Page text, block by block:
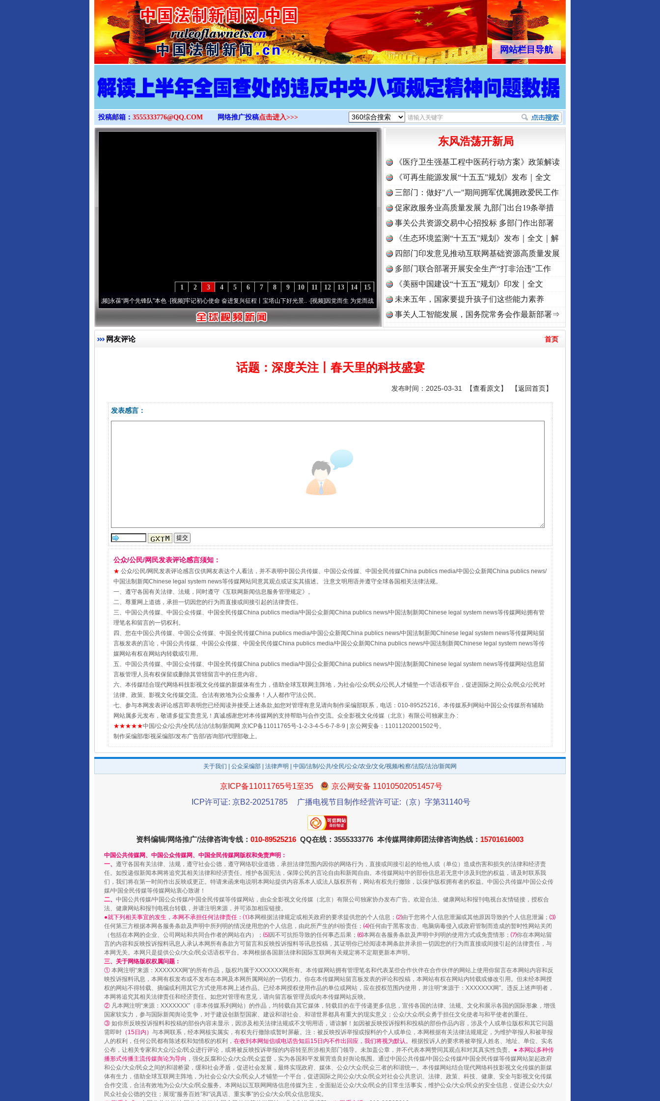
>
网站栏目导航
投稿邮箱： 3555333776@QQ.COM 网络推广投稿点击进入>>>
15
14
13
12
11
10
9
8
7
6
5
4
3
2
1
永葆“两个先锋队”本色·[视频]牢记初心使命 奋进复兴征程丨宝塔山下好光景..·[视频]因党而生 为党而战——百年“纪”事⑧加强纪律.. ·[视频]牢记初心使命 奋进复兴征程丨“转折之城”激荡..
东风浩荡开新局
《医疗卫生强基工程中医药行动方案》政策解读
《可再生能源发展“十五五”规划》发布｜全文
三部门：做好"八一"期间拥军优属拥政爱民工作
促家政服务业高质量发展 九部门出台19条举措
事关公共资源交易中心招投标 多部门作出部署
《生态环境监测“十五五”规划》发布｜全文｜解
读
四部门印发意见推动互联网基础资源高质量发展
多部门联合部署开展安全生产“打非治违”工作
《美丽中国建设“十五五”规划》印发｜全文
未来五年，国家要提升孩子们这些能力素养
事关人工智能发展，国务院常务会作最新部署⇒
网友评论 首页
话题：深度关注丨春天里的科技盛宴
发布时间：2025-03-31 【查看原文】 【返回首页】
发表感言：
公众/公民/网民发表评论感言须知：
★ 公众/公民/网民发表评论感言仅供网友表达个人看法，并不表明中国公共传媒、中国公众传媒、中国全民传媒China publics media/中国公众新闻China publics news/
中国法制新闻Chinese legal system news等传媒网站同意其观点或证实其描述。 注意文明用语并遵守全球各国相关法律法规。
一、遵守各国有关法律、法规，同时遵守《互联网新闻信息服务管理规定》。
二、尊重网上道德，承担一切因您的行为而直接或间接引起的法律责任。
三、中国公共传媒、中国公众传媒、中国全民传媒China publics media/中国公众新闻China publics news/中国法制新闻Chinese legal system news等传媒网站拥有管
理笔名和留言的一切权利。
四、您在中国公共传媒、中国公众传媒、中国全民传媒China publics media/中国公众新闻China publics news/中国法制新闻Chinese legal system news等传媒网站留
言板发表的言论，中国公共传媒、中国公众传媒、中国全民传媒China publics media/中国公众新闻China publics news/中国法制新闻Chinese legal system news等传
媒网站有权在网站内转载或引用。
五、中国公共传媒、中国公众传媒、中国全民传媒China publics media/中国公众新闻China publics news/中国法制新闻Chinese legal system news等传媒网站信息留
言板管理人员有权保留或删除其管辖留言中的任意内容。
六、本传媒结合现代网络科技影视文化传媒的新媒体有生力，借助全球互联网主阵地，为社会/公众/民众/公民人才铺垫一个话语权平台，促进国际之间公众/民众/公民对
法律、政策、影视文化传媒交流。合法有效地为公众服务！人人都作守法公民。
七、参与本网发表评论感言即表明您已经阅读并接受上述条款,如您对管理有意见请向制作采编部联系，电话：010-89525216。本传媒系列网站中国公众传媒所有辅助
网站属多元发布，敬请多提宝贵意见！真诚感谢您对本传媒网的支持帮助与合作交流。众全影视文化传媒（北京）有限公司独家主办 :
★★★★★中国/公众/公共/全民/法治/法制/新闻网 京ICP备11011765号-1-2-3-4-5-6-7-8-9 | 京公网安备：11011202001502号。
制作采编部/影视采编部/发布广告部/咨询部/代理部敬上。
关于我们 公众采编部 法律声明 | 中国/法制/公共/全民/公众/农业/文化/视频/检察/法院/法治/新闻网
京ICP备11011765号1至35
京公网安备 11010502051457号
ICP许可证: 京B2-20251785
广播电视节目制作经营许可证:（京）字第31140号
资料编辑/网络推广/法律咨询专线： 010-89525216 QQ在线：3555333776 本传媒网律师团法律咨询热线： 15701616003
中国公共传媒网、中国公众传媒网、中国全民传媒网版权和免责声明：
一、 遵守各国有关法律、法规，遵守社会公德，遵守网络职业道德，承担法律范围内因你的网络行为，直接或间接引起的给他人或（单位）造成伤害和损失的法律和经济责
任。如投递假新闻本网将追究其相关法律和经济责任。维护各国宪法，保障公民的言论自由和新闻自由。本传媒网站中的部份信息若无意中涉及到您的权益，请及时联系我
们，我们将在第一时间作出反映或更正。特请来函来电说明本网站提供内容系本人或法人版权所有，网站有权先行撤除，以保护版权拥有者的权益。中国公共传媒/中国公众传
媒/中国全民传媒等传媒网站衷心致谢！
二、 中国公共传媒/中国公众传媒/中国全民传媒等传媒网站，由众全影视文化传媒（北京）有限公司独家协办发布广告。欢迎合法、健康网站和报刊电视台友情链接，授权合
法、健康网站和报刊电视台转载，并请注明来源，并可添加相应链接。
●就下列相关事宜的发生，本网不承担任何法律责任：⑴本网根据法律规定或相关政府的要求提供您的个人信息； ⑵由于您将个人信息泄漏或其他原因导致的个人信息泄漏； ⑶
任何第三方根据本网各服务条款及声明中所列明的情况使用您的个人信息，由此所产生的纠纷责任； ⑷任何由于黑客攻击、电脑病毒侵入或政府管制而造成的暂时性网站关闭
（包括在本网的企业、公司网站和共同合作者的网站在内）； ⑸因不可抗拒导致的任何事态后果； ⑹本网在各服务条款及声明中列明的使用方式或免责情形； ⑺你在本网站留
言的内容和反映投诉报料讯息人承认本网所有条款方可留言和反映投诉报料等讯息投稿，其证明你已经阅读本网条款并承担一切因您的行为而直接或间接引起的法律责任，与
本网无关。本网只是提供公众/大众/民众话语权平台。本网根据各国新法律和国际互联网有关规定将不定期更新本声明。
三、关于网络版权权属问题：
① 本网注明“来源：XXXXXXX网”的所有作品，版权均属于XXXXXXX网所有。本传媒网站拥有管理笔名和代表某些合作伙伴在合作伙伴的网站上使用你留言在本网站内容和反
映投诉报料讯息，本网有权发布或不发布在本网及本网所属网站的一切权力。你在本传媒网站留言板发表的评论和投稿，本网站有权在网站内转载或修改引用。但未经本网授
权的网站不得转载、摘编或利用其它方式使用本网上述作品。已经本网授权使用作品的单位或网站，应在授权范围内使用，并注明“来源于：XXXXXXX网”。违反上述声明者，
本网将追究其相关法律责任和经济责任。如您对管理有意见，请向留言板管理员或向本传媒网站反映。
② 凡本网注明“来源：XXXXXXX”（非本传媒系列网站）的作品，均转载自其它媒体，转载目的在于传递更多信息，宣传各国的法律、法规、文化和展示各国的国际形象，增强
国家软实力，参与国际新闻舆论竞争，对于建设创新型国家、建设和谐社会、和谐世界都具有重大的现实意义；公众/大众/民众勇于担任文化使者与和平使者的重任。
③ 如你所反映投诉报料和投稿的部份内容未显示，因涉及相关法律法规或不文明用语，请谅解！如因被反映投诉报料和投稿的部份作品内容，涉及个人或单位版权和其它问题
需即时 （15日内） 与本网联系，经本网核实属实，有权先行撤除或暂时屏蔽。注：被反映投诉举报或报料的个人或单位，本网根据有关法律法规规定，为维护举报人和被举报
人的权利，任何公民都有陈述权和知情权的权利， 在收到本网短信或电话告知后15日内不作出回应，我们将视为默认。 根据投诉人的要求将被举报人姓名、地址、单位、实名
公布，让相关专家和大众/公众/民众进行评论，或将被反映投诉举报的内容转至所涉相关部门领导。未加盖公章，并不代表本网赞同其观点和对其真实性负责。 ● 本网以多种传
播形式传播主流传媒舆论为导向 ，强化反腐和公众/大众/民众监督，实为各国和平发展营造良好舆论氛围。通过中国公共传媒/中国公众传媒/中国全民传媒等传媒网站架起政府
和公众/大众/民众之间的和谐桥梁，缓和社会矛盾，促进社会发展，最终实现政府、媒体、公众/大众/民众三者的和谐统一。本传媒网站结合现代网络科技影视文化传媒的新媒
体有生力，借助全球互联网主阵地，为社会公众/大众/民众人才铺垫一个平台，促进国际之间公众/大众/民众对社会公共意识、法律、政策、科技、健康、安全与影视文化传媒
合作交流，合法有效地为公众/大众/民众服务。本网站以互联网网络信息传媒为主，全面贴近公众/大众/民众的日常生活事实，维护公众/大众/民众的安全信息，促进公众/大众/
民众社会公德的交往；展现“服务百姓”和“说真话、重实事”的公众/大众/民众信息现实。